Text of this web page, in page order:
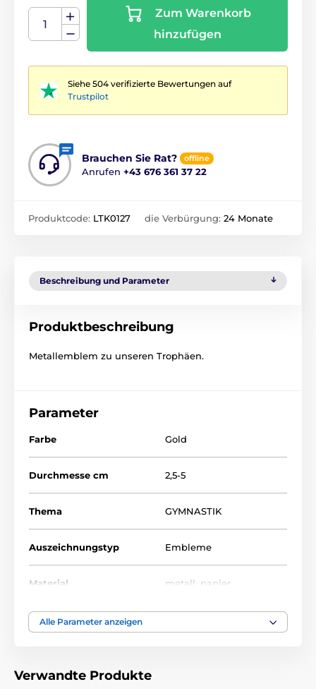
Zum Warenkorb
hinzufügen
Siehe 504 verifizierte Bewertungen auf
Trustpilot
Brauchen Sie Rat? offline
Anrufen +43 676 361 37 22
Produktcode: LTK0127 die Verbürgung: 24 Monate
Beschreibung und Parameter
Produktbeschreibung
Metallemblem zu unseren Trophäen.
Parameter
Farbe Gold
Durchmesse cm 2,5-5
Thema GYMNASTIK
Auszeichnungstyp Embleme
Material metall papier
Alle Parameter anzeigen
Verwandte Produkte